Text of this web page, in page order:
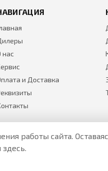
нас
и Доставка
работы сайта.
здесь.